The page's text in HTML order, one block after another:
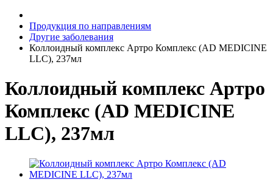
Продукция по направлениям
Другие заболевания
Коллоидный комплекс Артро Комплекс (AD MEDICINE
LLC), 237мл
Коллоидный комплекс Артро
Комплекс (AD MEDICINE
LLC), 237мл